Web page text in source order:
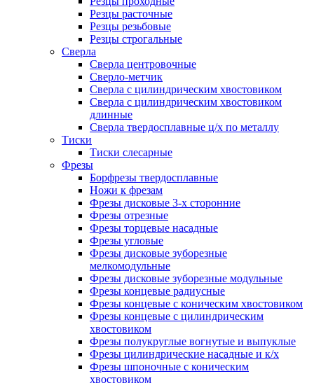
Резцы расточные
Резцы резьбовые
Резцы строгальные
Сверла
Сверла центровочные
Сверло-метчик
Сверла с цилиндрическим хвостовиком
Сверла с цилиндрическим хвостовиком
длинные
Сверла твердосплавные ц/х по металлу
Тиски
Тиски слесарные
Фрезы
Борфрезы твердосплавные
Ножи к фрезам
Фрезы дисковые 3-х сторонние
Фрезы отрезные
Фрезы торцевые насадные
Фрезы угловые
Фрезы дисковые зуборезные
мелкомодульные
Фрезы дисковые зуборезные модульные
Фрезы концевые радиусные
Фрезы концевые с коническим хвостовиком
Фрезы концевые с цилиндрическим
хвостовиком
Фрезы полукруглые вогнутые и выпуклые
Фрезы цилиндрические насадные и к/х
Фрезы шпоночные с коническим
хвостовиком